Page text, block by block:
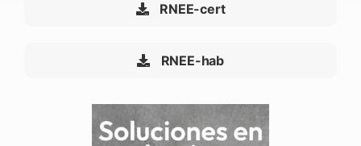
RNEE-cert
RNEE-hab